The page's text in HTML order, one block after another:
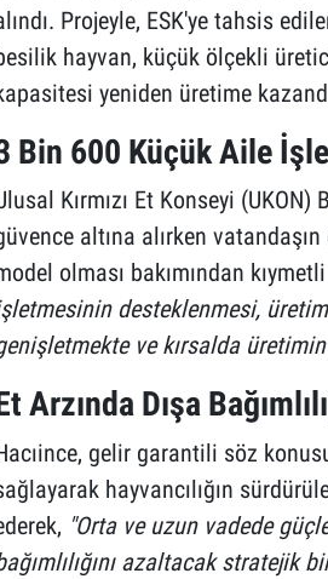
Projeyle, ESK'ye tahsis
hayvan, küçük ölçekli
yeniden üretime
Bin 600 Küçük Aile
Kırmızı Et Konseyi
altına alırken
olması bakımından
desteklenmesi,
ve kırsalda
Arzında Dışa
gelir garantili söz
hayvancılığın
"Orta ve uzun vadede
azaltacak stratejik